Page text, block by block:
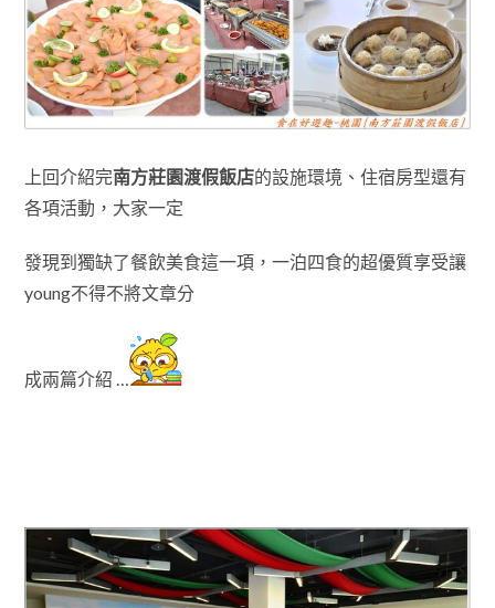
上回介紹完南方莊園渡假飯店的設施環境 、 住宿房型還有
各項活動 ，大家一定
發現到獨缺了餐飲美食這一項，一泊四食的超優質享受讓
young不得不將文章分
成兩篇介紹 …